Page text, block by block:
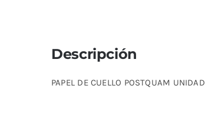
Descripción
PAPEL DE CUELLO POSTQUAM UNIDAD